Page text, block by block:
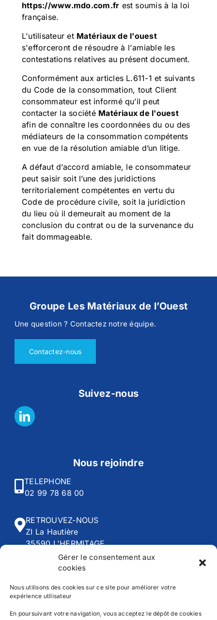
Gérer le consentement aux
cookies
Nous utilisons des cookies sur ce site pour améliorer votre
expérience utilisateur
En poursuivant votre navigation, vous acceptez le dépôt de cookies
https://www.mdo.com.fr est soumis à la loi
française.
L'utilisateur et Matériaux de l'ouest
s'efforceront de résoudre à l'amiable les
contestations relatives au présent document.
Conformément aux articles L.611-1 et suivants
du Code de la consommation, tout Client
consommateur est informé qu’il peut
contacter la société Matériaux de l'ouest
afin de connaître les coordonnées du ou des
médiateurs de la consommation compétents
en vue de la résolution amiable d’un litige.
A défaut d’accord amiable, le consommateur
peut saisir soit l’une des juridictions
territorialement compétentes en vertu du
Code de procédure civile, soit la juridiction
du lieu où il demeurait au moment de la
conclusion du contrat ou de la survenance du
fait dommageable.
Groupe Les Matériaux de l’Ouest
Une question ? Contactez notre équipe.
Contactez-nous
Suivez-nous
Nous rejoindre
TELEPHONE
02 99 78 68 00
RETROUVEZ-NOUS
ZI La Hautière
35590 L'HERMITAGE
HORAIRES
Du lundi au vendredi :
8h00 - 12h30 | 13h45 - 18h30